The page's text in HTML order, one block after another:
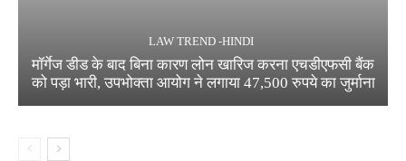
LAW TREND -HINDI
मॉर्गेज डीड के बाद बिना कारण लोन खारिज करना एचडीएफसी बैंक
को पड़ा भारी, उपभोक्ता आयोग ने लगाया 47,500 रुपये का जुर्माना